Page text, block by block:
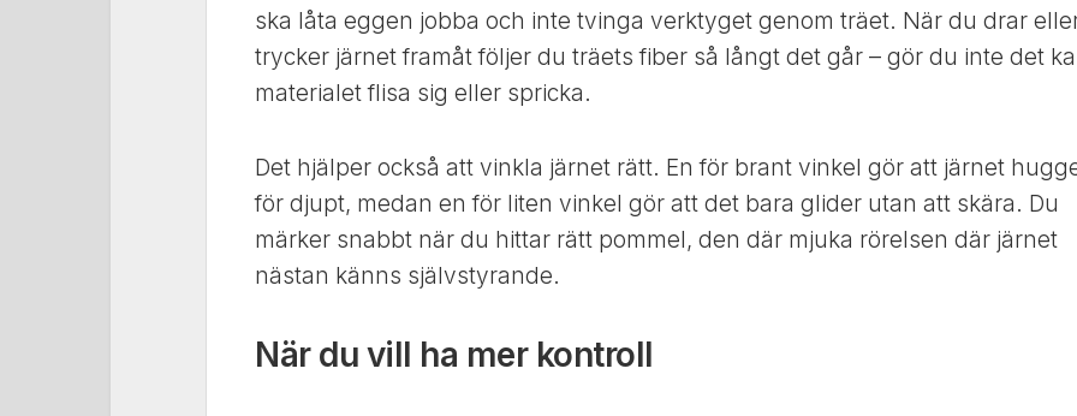
ska låta eggen jobba och inte tvinga verktyget genom träet. När du drar
trycker järnet framåt följer du träets fiber så långt det går – gör du inte det
materialet flisa sig eller spricka.
Det hjälper också att vinkla järnet rätt. En för brant vinkel gör att järnet
för djupt, medan en för liten vinkel gör att det bara glider utan att skära. Du
märker snabbt när du hittar rätt pommel, den där mjuka rörelsen där järnet
nästan känns självstyrande.
När du vill ha mer kontroll